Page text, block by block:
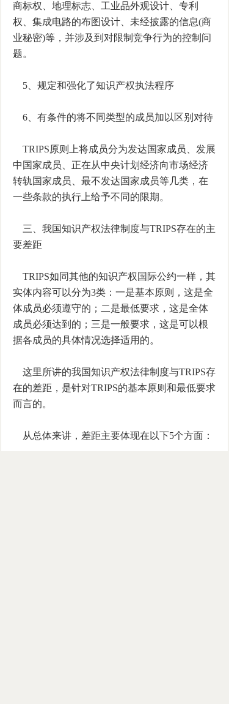
商标权、地理标志、工业品外观设计、专利
权、集成电路的布图设计、未经披露的信息(商
业秘密)等，并涉及到对限制竞争行为的控制问
题。
5、规定和强化了知识产权执法程序
6、有条件的将不同类型的成员加以区别对待
TRIPS原则上将成员分为发达国家成员、发展
中国家成员、正在从中央计划经济向市场经济
转轨国家成员、最不发达国家成员等几类，在
一些条款的执行上给予不同的限期。
三、我国知识产权法律制度与TRIPS存在的主
要差距
TRIPS如同其他的知识产权国际公约一样，其
实体内容可以分为3类：一是基本原则，这是全
体成员必须遵守的；二是最低要求，这是全体
成员必须达到的；三是一般要求，这是可以根
据各成员的具体情况选择适用的。
这里所讲的我国知识产权法律制度与TRIPS存
在的差距，是针对TRIPS的基本原则和最低要求
而言的。
从总体来讲，差距主要体现在以下5个方面：